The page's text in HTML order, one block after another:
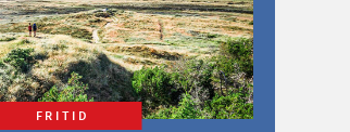
FRITID